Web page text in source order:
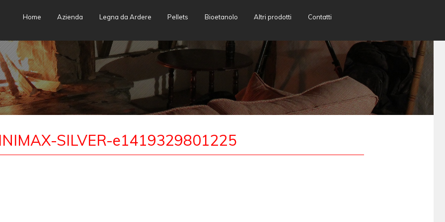
Skip
to
content
Home Azienda Legna da Ardere Pellets Bioetanolo Altri prodotti Contatti
SILVER-e1419329801225